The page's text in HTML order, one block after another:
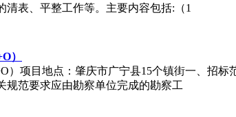
表、平整工作等。主要内容包括:（1
）
）项目地点：肇庆市广宁县15个镇街一、招
规范要求应由勘察单位完成的勘察工